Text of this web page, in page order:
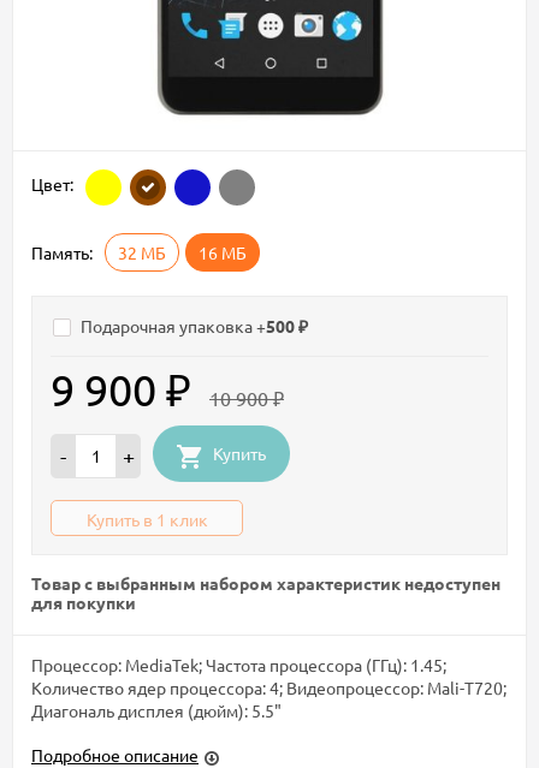
Цвет:
Память: 32 МБ 16 МБ
Подарочная упаковка +500 ₽
9 900 ₽ 10 900 ₽
- + Купить
Купить в 1 клик
Товар с выбранным набором характеристик недоступен
для покупки
Процессор: MediaTek; Частота процессора (ГГц): 1.45;
Количество ядер процессора: 4; Видеопроцессор: Mali-Т720;
Диагональ дисплея (дюйм): 5.5"
Подробное описание